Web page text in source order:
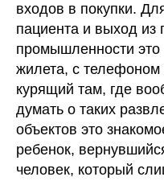
входов в покупки.
пациента и выход из
промышленности это
жилета, с телефоном
курящий там, где
думать о таких
объектов это
ребенок,
человек, который